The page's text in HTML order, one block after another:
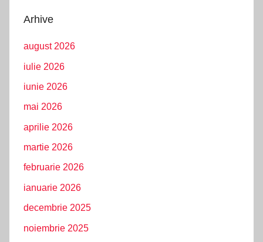
Arhive
august 2026
iulie 2026
iunie 2026
mai 2026
aprilie 2026
martie 2026
februarie 2026
ianuarie 2026
decembrie 2025
noiembrie 2025